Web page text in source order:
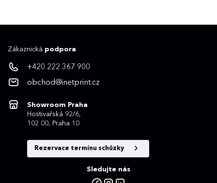
Zákaznická podpora
+420 222 367 900
obchod@inetprint.cz
Showroom Praha
Hostivařská 92/6,
102 00, Praha 10
Rezervace termínu schůzky
Sledujte nás